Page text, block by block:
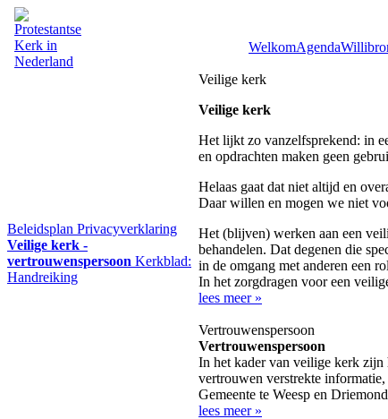
WelkomAgenda
Beleidsplan Privacyverklaring
Veilige kerk -
vertrouwenspersoon Kerkblad:
Handreiking
Veilige kerk
Veilige kerk
Het lijkt zo vanzelfsprekend: in
en opdrachten maken geen
Helaas gaat dat niet altijd en
Daar willen en mogen we niet
Het (blijven) werken aan een
behandelen. Dat degenen die
in de omgang met anderen een
In het zorgdragen voor een
lees meer »
Vertrouwenspersoon
Vertrouwenspersoon
In het kader van veilige kerk zijn
vertrouwen verstrekte
Gemeente te Weesp en
lees meer »